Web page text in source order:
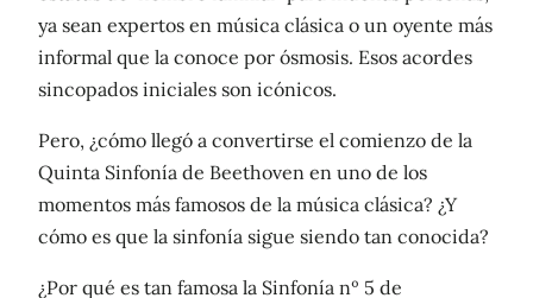
ya sean expertos en música clásica o un oyente más
informal que la conoce por ósmosis. Esos acordes
sincopados iniciales son icónicos.
Pero, ¿cómo llegó a convertirse el comienzo de la
Quinta Sinfonía de Beethoven en uno de los
momentos más famosos de la música clásica? ¿Y
cómo es que la sinfonía sigue siendo tan conocida?
¿Por qué es tan famosa la Sinfonía nº 5 de